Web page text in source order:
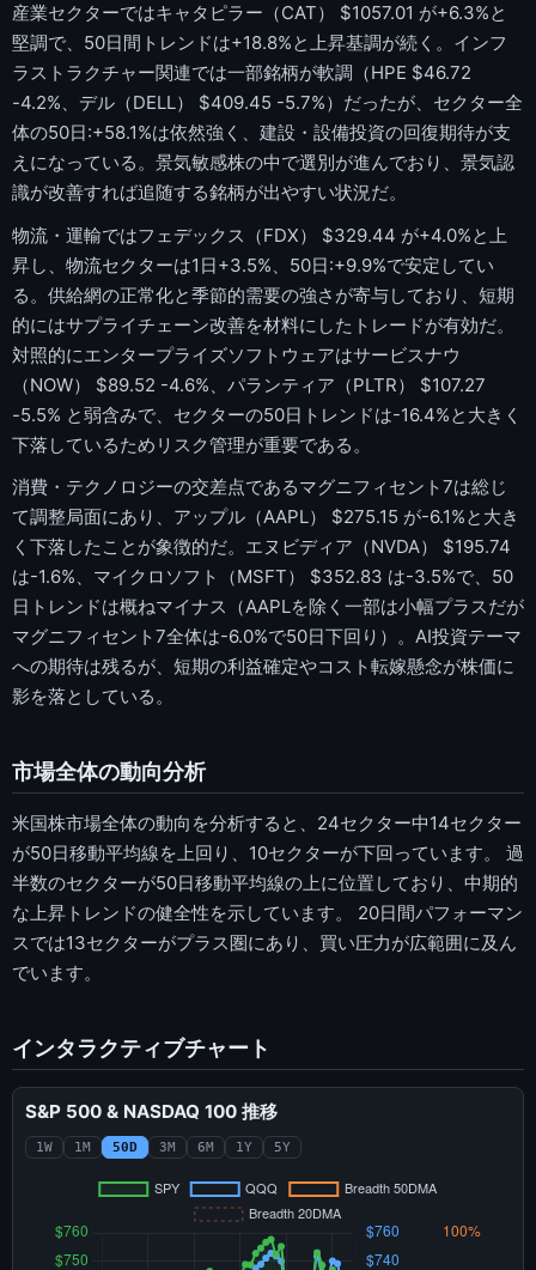
産業セクターではキャタピラー（CAT） $1057.01 が+6.3%と
堅調で、50日間トレンドは+18.8%と上昇基調が続く。インフ
ラストラクチャー関連では一部銘柄が軟調（HPE $46.72
-4.2%、デル（DELL） $409.45 -5.7%）だったが、セクター全
体の50日:+58.1%は依然強く、建設・設備投資の回復期待が支
えになっている。景気敏感株の中で選別が進んでおり、景気認
識が改善すれば追随する銘柄が出やすい状況だ。
物流・運輸ではフェデックス（FDX） $329.44 が+4.0%と上
昇し、物流セクターは1日+3.5%、50日:+9.9%で安定してい
る。供給網の正常化と季節的需要の強さが寄与しており、短期
的にはサプライチェーン改善を材料にしたトレードが有効だ。
対照的にエンタープライズソフトウェアはサービスナウ
（NOW） $89.52 -4.6%、パランティア（PLTR） $107.27
-5.5% と弱含みで、セクターの50日トレンドは-16.4%と大きく
下落しているためリスク管理が重要である。
消費・テクノロジーの交差点であるマグニフィセント7は総じ
て調整局面にあり、アップル（AAPL） $275.15 が-6.1%と大き
く下落したことが象徴的だ。エヌビディア（NVDA） $195.74
は-1.6%、マイクロソフト（MSFT） $352.83 は-3.5%で、50
日トレンドは概ねマイナス（AAPLを除く一部は小幅プラスだが
マグニフィセント7全体は-6.0%で50日下回り）。AI投資テーマ
への期待は残るが、短期の利益確定やコスト転嫁懸念が株価に
影を落としている。
市場全体の動向分析
米国株市場全体の動向を分析すると、24セクター中14セクター
が50日移動平均線を上回り、10セクターが下回っています。 過
半数のセクターが50日移動平均線の上に位置しており、中期的
な上昇トレンドの健全性を示しています。 20日間パフォーマン
スでは13セクターがプラス圏にあり、買い圧力が広範囲に及ん
でいます。
インタラクティブチャート
S&P 500 & NASDAQ 100 推移
1W 1M 50D 3M 6M 1Y 5Y